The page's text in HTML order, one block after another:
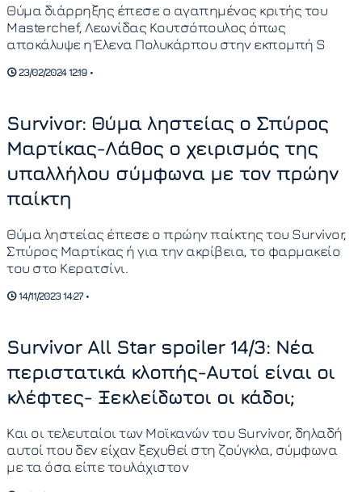
Θύμα διάρρηξης έπεσε ο αγαπημένος κριτής του
Masterchef, Λεωνίδας Κουτσόπουλος όπως
αποκάλυψε η Έλενα Πολυκάρπου στην εκπομπή S
23/02/2024 12:19 •
Survivor: Θύμα ληστείας ο Σπύρος
Μαρτίκας-Λάθος ο χειρισμός της
υπαλλήλου σύμφωνα με τον πρώην
παίκτη
Θύμα ληστείας έπεσε ο πρώην παίκτης του Survivor,
Σπύρος Μαρτίκας ή για την ακρίβεια, το φαρμακείο
του στο Κερατσίνι.
14/11/2023 14:27 •
Survivor All Star spoiler 14/3: Νέα
περιστατικά κλοπής-Αυτοί είναι οι
κλέφτες- Ξεκλείδωτοι οι κάδοι;
Και οι τελευταίοι των Μοϊκανών του Survivor, δηλαδή
αυτοί που δεν είχαν ξεχυθεί στη ζούγκλα, σύμφωνα
με τα όσα είπε τουλάχιστον